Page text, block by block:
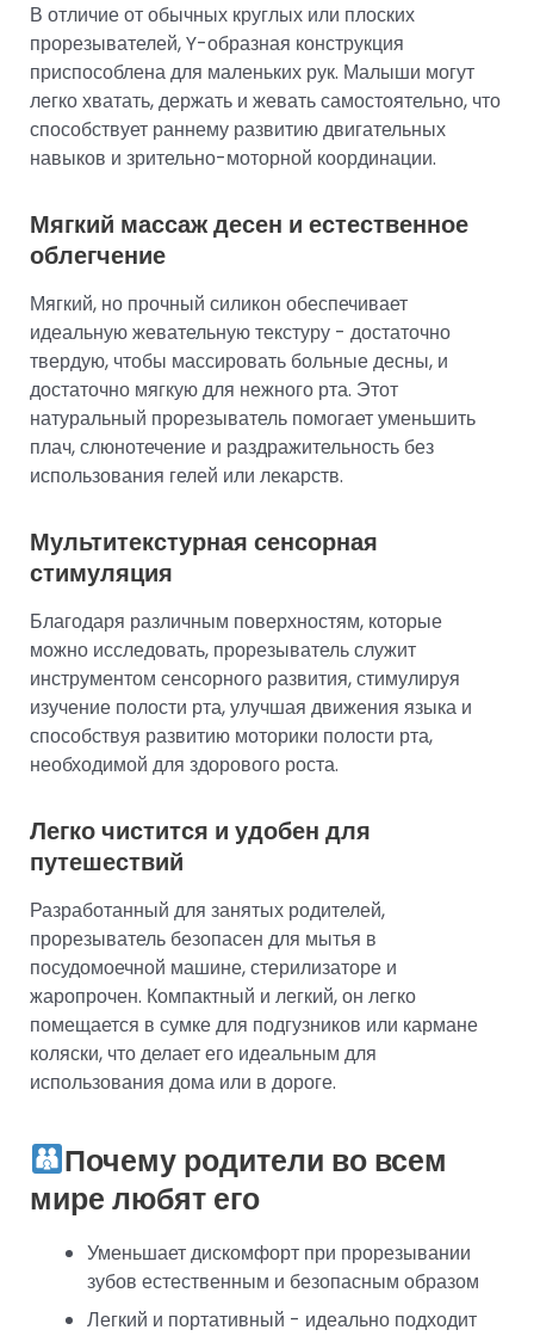
В отличие от обычных круглых или плоских
прорезывателей, Y-образная конструкция
приспособлена для маленьких рук. Малыши могут
легко хватать, держать и жевать самостоятельно, что
способствует раннему развитию двигательных
навыков и зрительно-моторной координации.
Мягкий массаж десен и естественное
облегчение
Мягкий, но прочный силикон обеспечивает
идеальную жевательную текстуру - достаточно
твердую, чтобы массировать больные десны, и
достаточно мягкую для нежного рта. Этот
натуральный прорезыватель помогает уменьшить
плач, слюнотечение и раздражительность без
использования гелей или лекарств.
Мультитекстурная сенсорная
стимуляция
Благодаря различным поверхностям, которые
можно исследовать, прорезыватель служит
инструментом сенсорного развития, стимулируя
изучение полости рта, улучшая движения языка и
способствуя развитию моторики полости рта,
необходимой для здорового роста.
Легко чистится и удобен для
путешествий
Разработанный для занятых родителей,
прорезыватель безопасен для мытья в
посудомоечной машине, стерилизаторе и
жаропрочен. Компактный и легкий, он легко
помещается в сумке для подгузников или кармане
коляски, что делает его идеальным для
использования дома или в дороге.
Почему родители во всем
мире любят его
Уменьшает дискомфорт при прорезывании
зубов естественным и безопасным образом
Легкий и портативный - идеально подходит